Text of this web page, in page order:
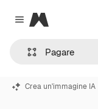
Close menu
Magnific
Crea un'immagine IA